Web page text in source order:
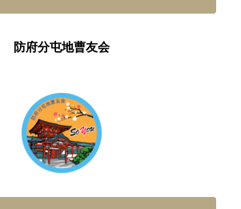
防府分屯地曹友会